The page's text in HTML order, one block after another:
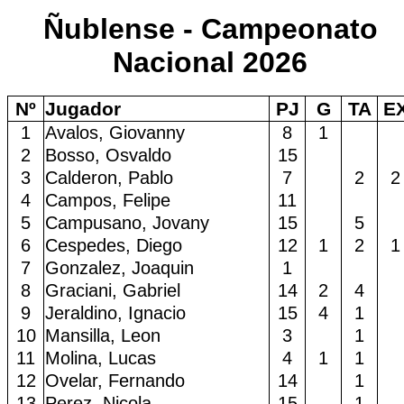
Ñublense - Campeonato
Nacional 2026
Nº Jugador PJ G TA
1 Avalos, Giovanny 8
1
2
Bosso, Osvaldo
15
3
Calderon, Pablo 7 2
2
4
Campos, Felipe
11
5
Campusano, Jovany 15
5
6
Cespedes, Diego 12 1 2
1
7
Gonzalez, Joaquin
1
8
Graciani, Gabriel 14 2
4
9
Jeraldino, Ignacio 15 4
1
10 Mansilla, Leon 3
1
11 Molina, Lucas 4 1
1
12 Ovelar, Fernando 14
1